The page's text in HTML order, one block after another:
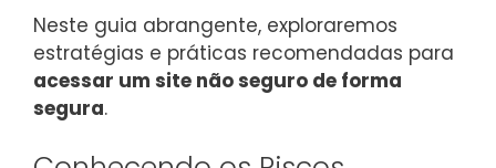
Neste guia abrangente, exploraremos
estratégias e práticas recomendadas para
acessar um site não seguro de forma
segura.